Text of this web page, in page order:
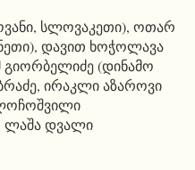
სლოვაკეთი), ოთარ
დავით ხოჭოლავა
გიორბელიძე (დინამო
ირაკლი აზაროვი
ლაშა დვალი